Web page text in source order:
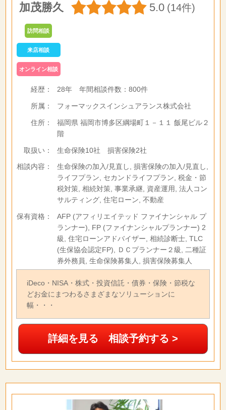
加茂勝久 5.0 (14件)
訪問相談
来店相談
オンライン相談
経歴： 28年年間相談件数： 800件
所属： フォーマックスインシュアランス株式会社
住所：
福岡県 福岡市博多区綱場町１－１１ 飯尾ビル２
階
取扱い：
生命保険10社 損害保険2社
相談内容：
生命保険の加入/見直し, 損害保険の加入/見直し,
ライフプラン, セカンドライフプラン, 税金・節
税対策, 相続対策, 事業承継, 資産運用, 法人コン
サルティング, 住宅ローン, 不動産
保有資格：
AFP (アフィリエイテッド ファイナンシャル プ
ランナー), FP (ファイナンシャルプランナー) 2
級, 住宅ローンアドバイザー, 相続診断士, TLC
(生保協会認定FP), ＤＣプランナー２級, 二種証
券外務員, 生命保険募集人, 損害保険募集人
iDeco・NISA・株式・投資信託・債券・保険・節税な
どお金にまつわるさまざまなソリューションに
幅・・・
詳細を見る 相談予約する >